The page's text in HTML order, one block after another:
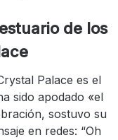
de los
Palace es el
sido apodado «el
sostuvo su
en redes: “Oh